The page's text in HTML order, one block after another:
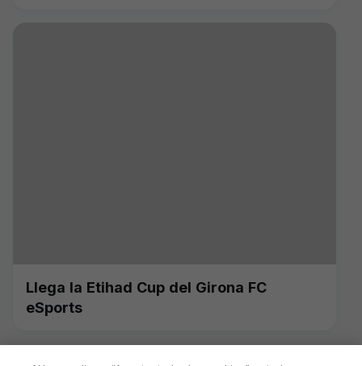
Llega la Etihad Cup del Girona FC
eSports